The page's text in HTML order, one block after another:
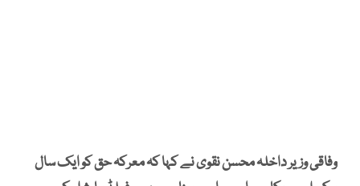
وفاقی وزیر داخلہ محسن نقوی نے کہا کہ معرکہ حق کو ایک سال